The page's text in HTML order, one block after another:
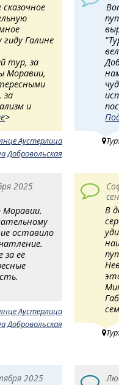
Галине
тур, за
Моравии,
за
и
>
Аустерлица
Добровольская
Тур:
2025
Моравии.
оставило
за её
Аустерлица
Добровольская
В
Тур:
2025